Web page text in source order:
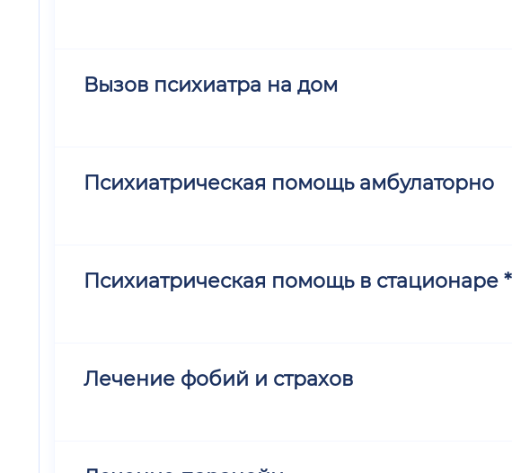
Вызов психиатра на дом
Психиатрическая помощь амбулаторно
Психиатрическая помощь в стационаре *
Лечение фобий и страхов